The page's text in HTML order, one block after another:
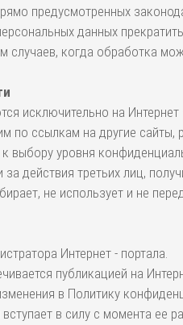
предусмотренных
данных
когда обработка
исключительно на
по ссылкам на другие
выбору уровня
действия третьих лиц,
не использует и не
Интернет - портала.
публикацией на
в Политику
в силу с момента ее